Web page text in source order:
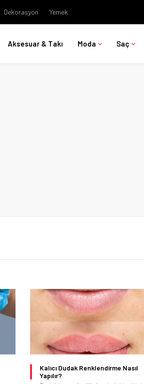
Dekorasyon Yemek
Aksesuar & Takı Moda Saç
Kalıcı Dudak Renklendirme Nasıl
Yapılır?